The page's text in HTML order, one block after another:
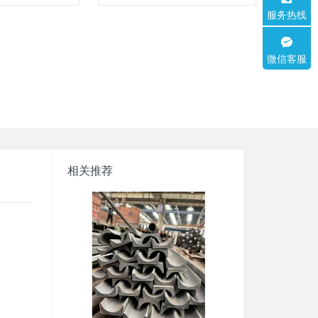
相关推荐
服务热线
微信客服